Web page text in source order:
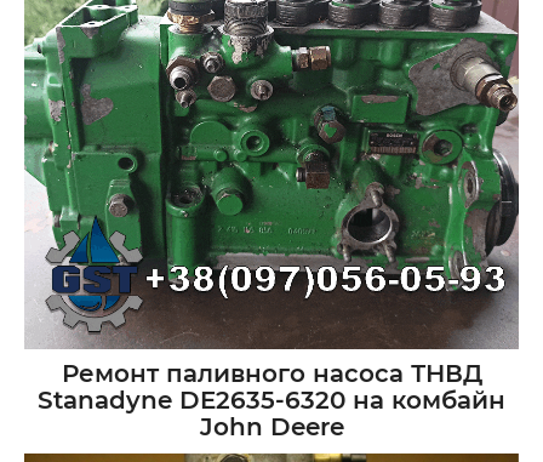
Ремонт паливного насоса ТНВД
Stanadyne DE2635-6320 на комбайн
John Deere